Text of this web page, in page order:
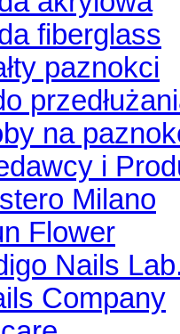
fiberglass
paznokci
na
i
Milano
Flower
Nails
Company